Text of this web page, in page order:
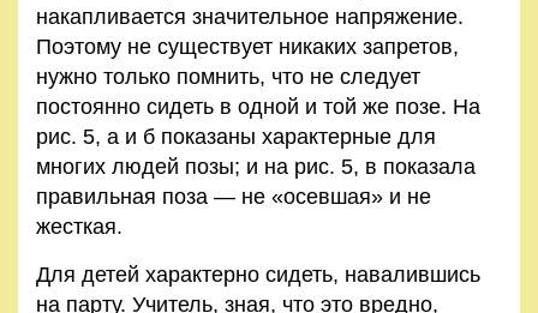
накапливается значительное напряжение.
Поэтому не существует никаких запретов,
нужно только помнить, что не следует
постоянно сидеть в одной и той же позе. На
рис. 5, а и б показаны характерные для
многих людей позы; и на рис. 5, в показала
правильная поза — не «осевшая» и не
жесткая.
Для детей характерно сидеть, навалившись
на парту. Учитель, зная, что это вредно,